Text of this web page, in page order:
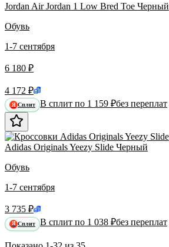
Jordan Air Jordan 1 Low Bred Toe Черный
Обувь
1-7 сентября
6 180 ₽
4 172 ₽
Я Сплит В сплит по 1 159 ₽без переплат
Adidas Originals Yeezy Slide Черный
Обувь
1-7 сентября
3 735 ₽
Я Сплит В сплит по 1 038 ₽без переплат